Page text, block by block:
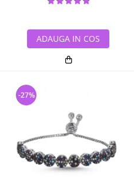
ADAUGA IN COS
-27%